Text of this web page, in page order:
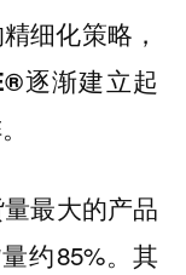
细化策略，
逐渐建立起
最大的产品
约85%。其